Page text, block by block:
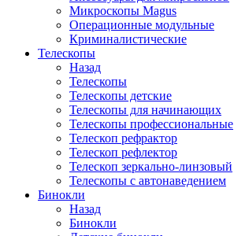
Микроскопы Magus
Операционные модульные
Криминалистические
Телескопы
Назад
Телескопы
Телескопы детские
Телескопы для начинающих
Телескопы профессиональные
Телескоп рефрактор
Телескоп рефлектор
Телескоп зеркально-линзовый
Телескопы с автонаведением
Бинокли
Назад
Бинокли